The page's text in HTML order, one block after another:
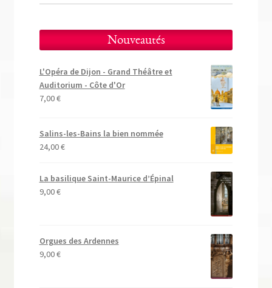
Nouveautés
L'Opéra de Dijon - Grand Théâtre et
Auditorium - Côte d'Or
7,00€
Salins-les-Bains la bien nommée
24,00€
La basilique Saint-Maurice d’Épinal
9,00€
Orgues des Ardennes
9,00€